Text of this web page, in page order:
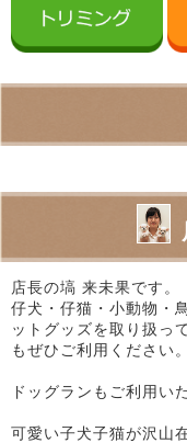
店長の塙 来未果です。
仔犬・仔猫・小動物・
ットグッズを取り扱っ
もぜひご利用ください。
ドッグランもご利用い
可愛い子犬子猫が沢山